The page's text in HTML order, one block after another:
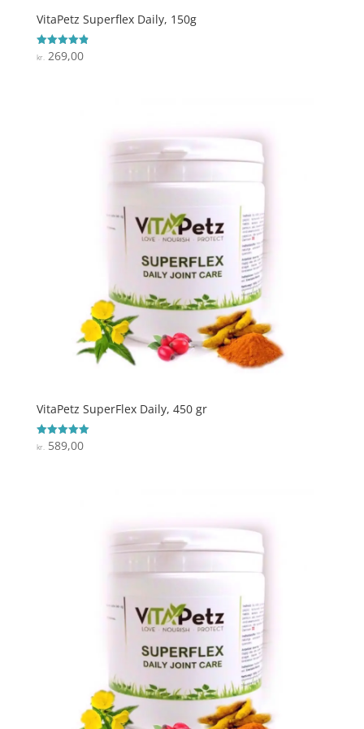
VitaPetz Superflex Daily, 150g
Vurderet
4.9
kr.269,00
VitaPetz SuperFlex Daily, 450 gr
Vurderet
5
kr.589,00